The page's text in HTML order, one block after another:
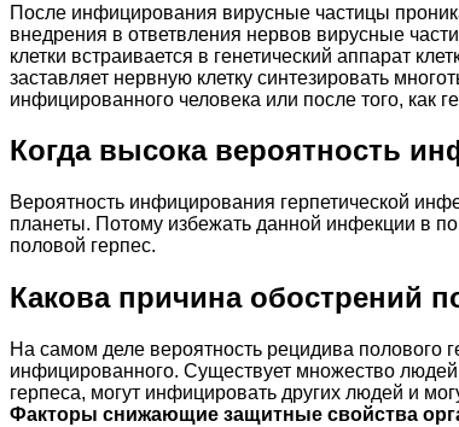
После инфицирования вирусные частицы
внедрения в ответвления нервов вирусные
клетки встраивается в генетический аппарат
заставляет нервную клетку синтезировать
инфицированного человека или после того, как
Когда высока вероятность
Вероятность инфицирования герпетической
планеты. Потому избежать данной инфекции в
половой герпес.
Какова причина обострений
На самом деле вероятность рецидива полового
инфицированного. Существует множество
герпеса, могут инфицировать других людей и
Факторы снижающие защитные свойства